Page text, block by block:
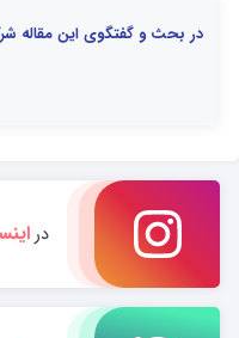
در بحث و گفتگوی این مقاله
در